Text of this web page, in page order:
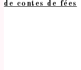
de contes de fées